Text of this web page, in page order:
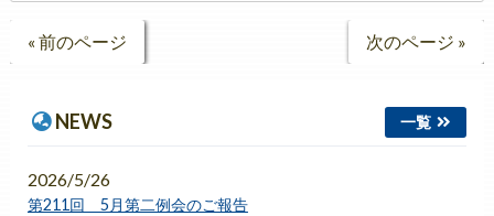
« 前のページ 次のページ »
NEWS 一覧
2026/5/26
第211回 5月第二例会のご報告